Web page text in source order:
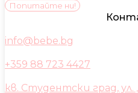
Попитайте ни!
info@bebe.bg
+359 88 723 4427
кв. Студентски град,